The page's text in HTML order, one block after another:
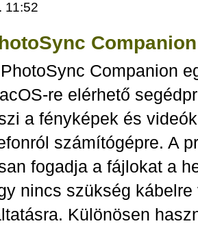
11:52
Companion
re elérhető
a fényképek és
számítógépre. A
fogadja a fájlokat a
nincs szükség kábelre
Különösen